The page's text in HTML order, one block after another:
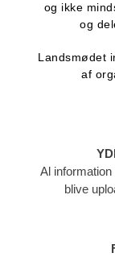
og ikke
og
Landsmødet
af
Al
blive